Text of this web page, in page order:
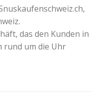
das den Kunden in
rund um die Uhr